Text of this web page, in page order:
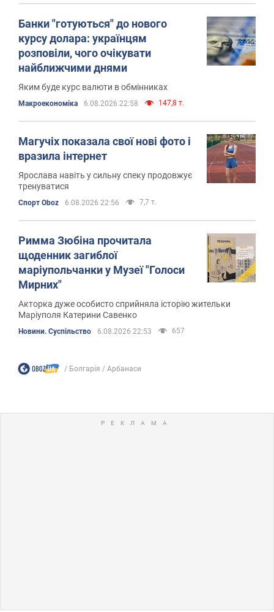
Банки "готуються" до нового
курсу долара: українцям
розповіли, чого очікувати
найближчими днями
Яким буде курс валюти в обмінниках
Mакроекономіка 6.08.2026 22:58 147,8 т.
Магучіх показала свої нові фото і
вразила інтернет
Ярослава навіть у сильну спеку продовжує
тренуватися
Спорт Oboz 6.08.2026 22:56 7,7 т.
Римма Зюбіна прочитала
щоденник загиблої
маріупольчанки у Музеї "Голоси
Мирних"
Акторка дуже особисто сприйняла історію жительки
Маріуполя Катерини Савенко
Новини. Суспільство 6.08.2026 22:53 657
Болгарія Арбанаси